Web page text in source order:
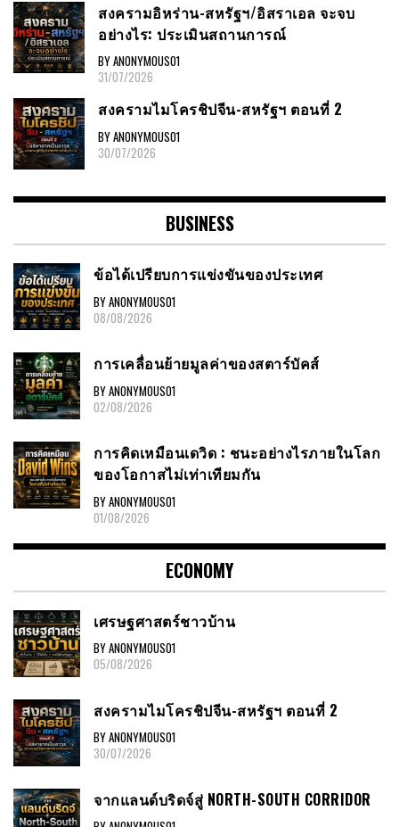
สงครามอิหร่าน-สหรัฐฯ/อิสราเอล จะจบ
อย่างไร: ประเมินสถานการณ์
BY ANONYMOUS01
31/07/2026
สงครามไมโครชิปจีน-สหรัฐฯ ตอนที่ 2
BY ANONYMOUS01
30/07/2026
BUSINESS
ข้อได้เปรียบการแข่งขันของประเทศ
BY ANONYMOUS01
08/08/2026
การเคลื่อนย้ายมูลค่าของสตาร์บัคส์
BY ANONYMOUS01
02/08/2026
การคิดเหมือนเดวิด : ชนะอย่างไรภายในโลก
ของโอกาสไม่เท่าเทียมกัน
BY ANONYMOUS01
01/08/2026
ECONOMY
เศรษฐศาสตร์ชาวบ้าน
BY ANONYMOUS01
05/08/2026
สงครามไมโครชิปจีน-สหรัฐฯ ตอนที่ 2
BY ANONYMOUS01
30/07/2026
จากแลนด์บริดจ์สู่ NORTH-SOUTH CORRIDOR